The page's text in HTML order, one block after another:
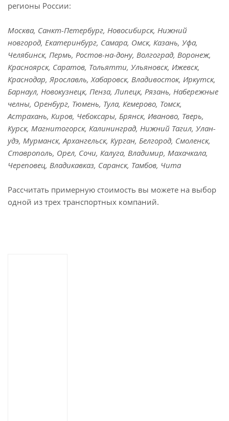
регионы России:
Москва, Санкт-Петербург, Новосибирск, Нижний
новгород, Екатеринбург, Самара, Омск, Казань, Уфа,
Челябинск, Пермь, Ростов-на-дону, Волгоград, Воронеж,
Красноярск, Саратов, Тольятти, Ульяновск, Ижевск,
Краснодар, Ярославль, Хабаровск, Владивосток, Иркутск,
Барнаул, Новокузнецк, Пенза, Липецк, Рязань, Набережные
челны, Оренбург, Тюмень, Тула, Кемерово, Томск,
Астрахань, Киров, Чебоксары, Брянск, Иваново, Тверь,
Курск, Магнитогорск, Калининград, Нижний Тагил, Улан-
удэ, Мурманск, Архангельск, Курган, Белгород, Смоленск,
Ставрополь, Орел, Сочи, Калуга, Владимир, Махачкала,
Череповец, Владикавказ, Саранск, Тамбов, Чита
Рассчитать примерную стоимость вы можете на выбор
одной из трех транспортных компаний.